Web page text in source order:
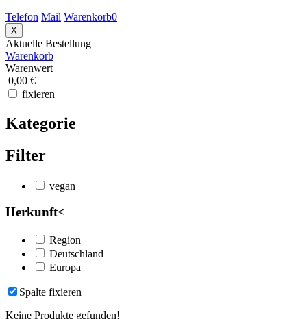
Telefon Mail Warenkorb0
X
Aktuelle Bestellung
Warenkorb
Warenwert
0,00 €
fixieren
Kategorie
Filter
vegan
Herkunft<
Region
Deutschland
Europa
Spalte fixieren
Keine Produkte gefunden!